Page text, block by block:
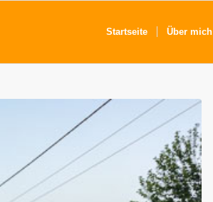
Startseite Über mich